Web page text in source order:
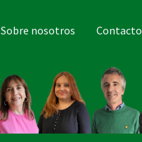
Sobre nosotros Contacto